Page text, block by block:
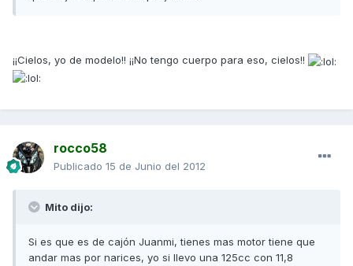
¡¡Cielos, yo de modelo!! ¡¡No tengo cuerpo para eso, cielos!!
rocco58
Publicado 15 de Junio del 2012
Mito dijo:
Si es que es de cajón Juanmi, tienes mas motor tiene que
andar mas por narices, yo si llevo una 125cc con 11,8